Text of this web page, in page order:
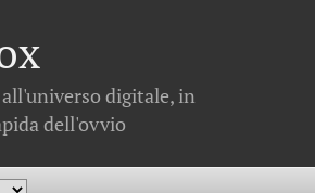
digitale, in
dell'ovvio